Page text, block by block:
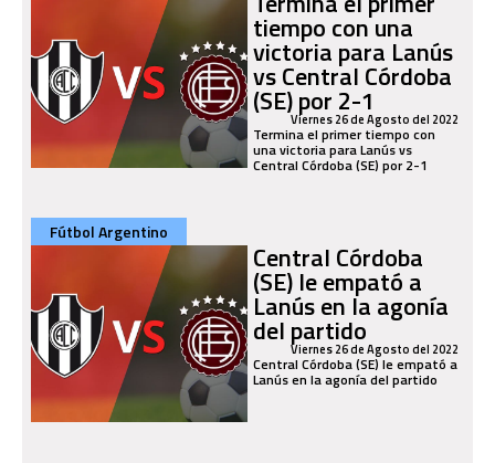
tiempo con una
victoria para Lanús
vs Central Córdoba
(SE) por 2-1
Viernes 26 de Agosto del 2022
Termina el primer tiempo con
una victoria para Lanús vs
Central Córdoba (SE) por 2-1
Fútbol Argentino
Central Córdoba
(SE) le empató a
Lanús en la agonía
del partido
Viernes 26 de Agosto del 2022
Central Córdoba (SE) le empató a
Lanús en la agonía del partido